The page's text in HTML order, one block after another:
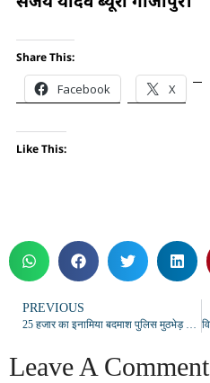
Share This:
Facebook X
Like This:
PREVIOUS
Leave A Comment